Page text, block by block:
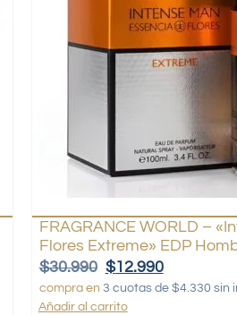
FRAGRANCE WORLD –
Flores Extreme» EDP
$30.990 $12.990
compra en 3 cuotas de $4.330 sin
Añadir al carrito